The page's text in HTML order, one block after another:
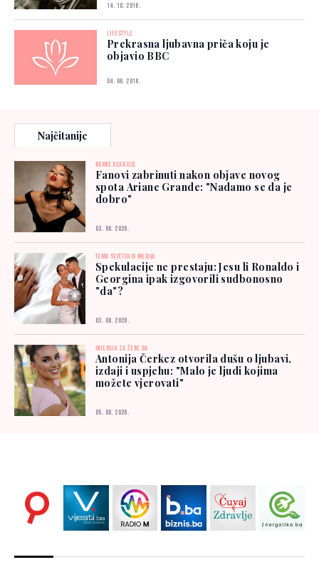
14. 10. 2018.
LIFESTYLE
Prekrasna ljubavna priča koju je
objavio BBC
04. 06. 2018.
Najčitanije
BURNE REAKCIJE
Fanovi zabrinuti nakon objave novog
spota Ariane Grande: "Nadamo se da je
dobro"
03. 08. 2026.
TEMA SVJETSKIH MEDIJA
Spekulacije ne prestaju: Jesu li Ronaldo i
Georgina ipak izgovorili sudbonosno
"da"?
03. 08. 2026.
INTERVJU ZA ŽENE.BA
Antonija Čerkez otvorila dušu o ljubavi,
izdaji i uspjehu: "Malo je ljudi kojima
možete vjerovati"
05. 08. 2026.